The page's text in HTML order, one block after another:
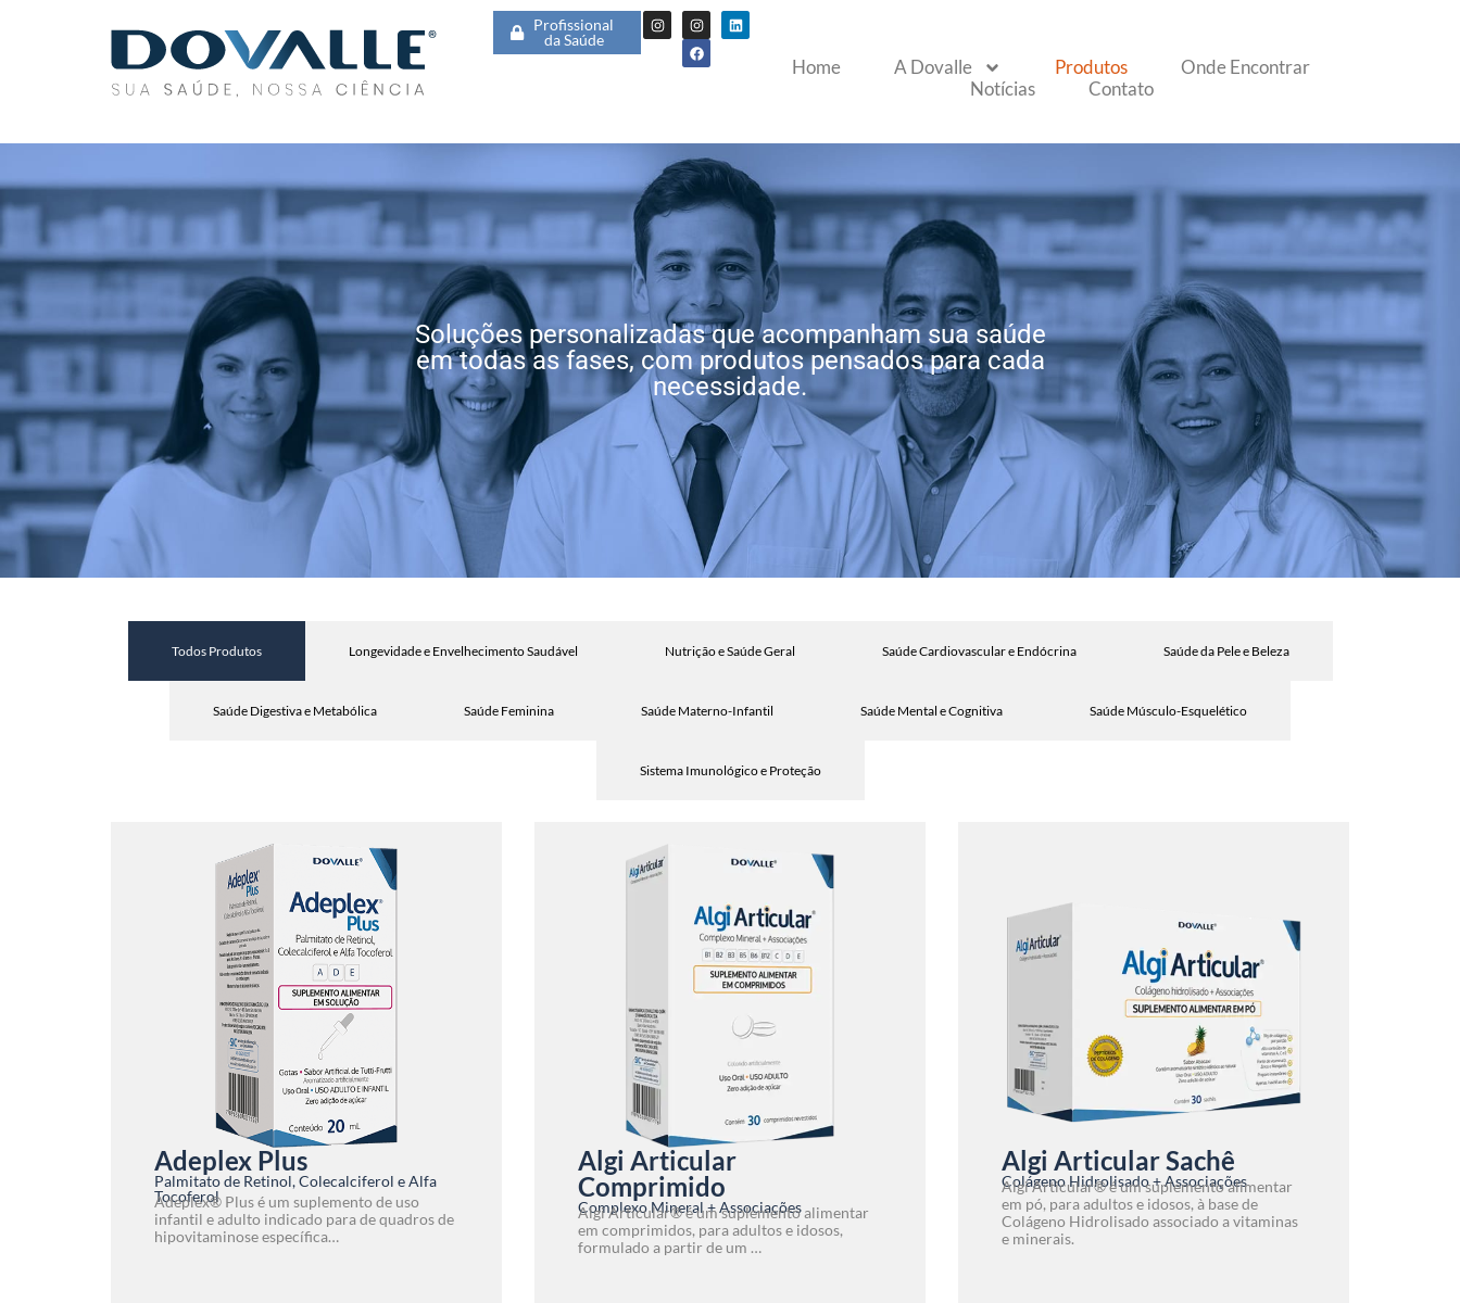
Profissional
da Saúde
Home A Dovalle Produtos
Onde Encontrar
Notícias
Contato
Soluções personalizadas que acompanham sua saúde
em todas as fases, com produtos pensados para cada
necessidade.
Longevidade e Envelhecimento Saudável Nutrição e Saúde Geral Saúde Cardiovascular e Endócrina Saúde da Pele e Beleza
Saúde Digestiva e Metabólica Saúde Feminina Saúde Materno-Infantil Saúde Mental e Cognitiva Saúde Músculo-Esquelético
Sistema Imunológico e Proteção
Todos Produtos
Adeplex Plus
Palmitato de Retinol, Colecalciferol e Alfa
Tocoferol
Adeplex® Plus é um suplemento de uso
infantil e adulto indicado para de quadros de
hipovitaminose específica…
Algi Articular
Comprimido
Complexo Mineral + Associações
Algi Articular® é um suplemento alimentar
em comprimidos, para adultos e idosos,
formulado a partir de um …
Algi Articular Sachê
Colágeno Hidrolisado + Associações
Algi Articular® é um suplemento alimentar
em pó, para adultos e idosos, à base de
Colágeno Hidrolisado associado a vitaminas
e minerais.